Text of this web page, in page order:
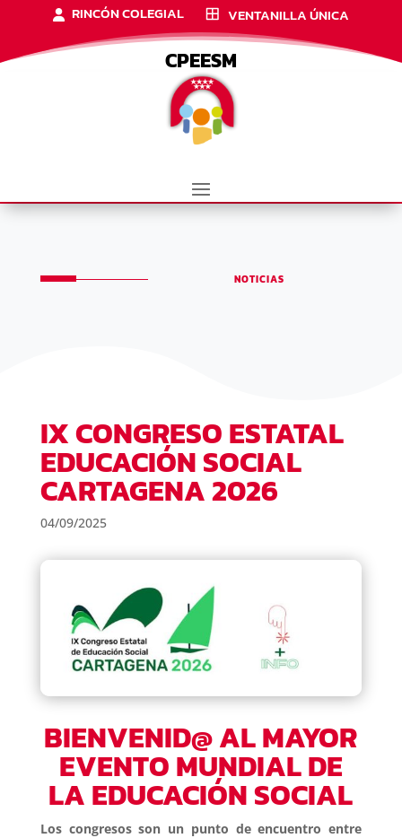
RINCÓN COLEGIAL VENTANILLA ÚNICA
CPEESM
NOTICIAS
IX CONGRESO ESTATAL
EDUCACIÓN SOCIAL
CARTAGENA 2026
04/09/2025
BIENVENID@ AL MAYOR
EVENTO MUNDIAL DE
LA EDUCACIÓN SOCIAL
Los congresos son un punto de encuentro entre